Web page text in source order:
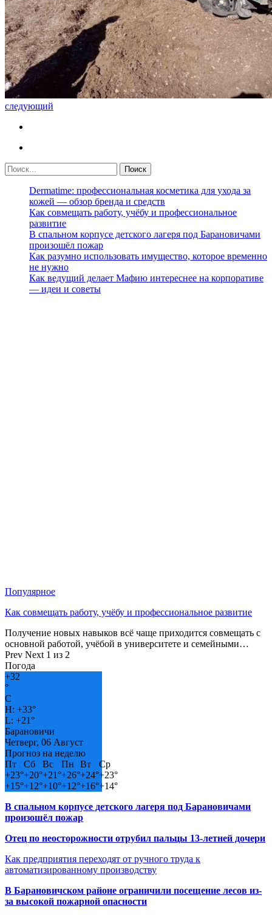
следующий
Dermatime: профессиональная косметика для ухода за
кожей — обзор бренда и средств
Как совмещать работу, учёбу и профессиональное
развитие
В спальном корпусе детского лагеря под Барановичами
произошёл пожар
Как разумно использовать имущество, которое временно
не нужно
Как ведущий делает Мафию интереснее на корпоративе
— идеи и советы
Популярное
Как совмещать работу, учёбу и профессиональное развитие
Получение новых навыков всё чаще приходится совмещать с
основной работой, учёбой в университете и семейными…
Prev Next 1 из 2
Погода
+32
°
C
H: +33°
L: +21°
Барановичи
Четверг, 06 Август
Прогноз на неделю
Пт
Сб Вс Пн Вт
Ср
+23°+20°+21°+26°+24°+23°
+15°+12°+10°+12°+16°+14°
В спальном корпусе детского лагеря под Барановичами
произошёл пожар
Отец по неосторожности отрубил пальцы 13-летней дочери
Как предприятия переходят от ручного труда к
автоматизированному производству
В Барановичском районе ограничили посещение лесов из-
за высокой пожарной опасности